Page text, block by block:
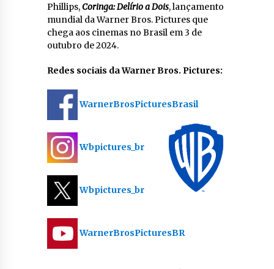
Phillips,Coringa: Delírio a Dois, lançamento
mundial da Warner Bros. Pictures que
chega aos cinemas no Brasil em 3 de
outubro de 2024.
Redes sociais da Warner Bros. Pictures:
WarnerBrosPicturesBrasil
Wbpictures_br
Wbpictures_br
WarnerBrosPicturesBR